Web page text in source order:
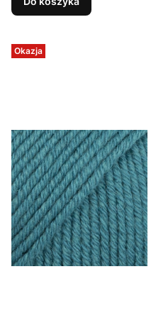
Okazja